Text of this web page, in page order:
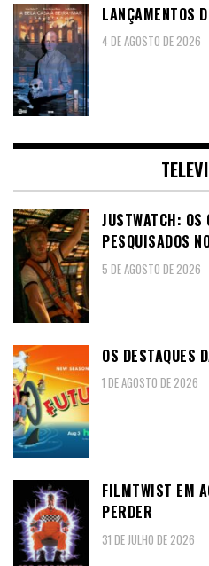
LANÇAMENTOS
4 DE AGOSTO DE 2026
JUSTWATCH: OS
PESQUISADOS
5 DE AGOSTO DE 2026
OS DESTAQUES
1 DE AGOSTO DE 2026
FILMTWIST EM
PERDER
31 DE JULHO DE 2026